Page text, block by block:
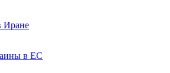
Иране
в ЕС